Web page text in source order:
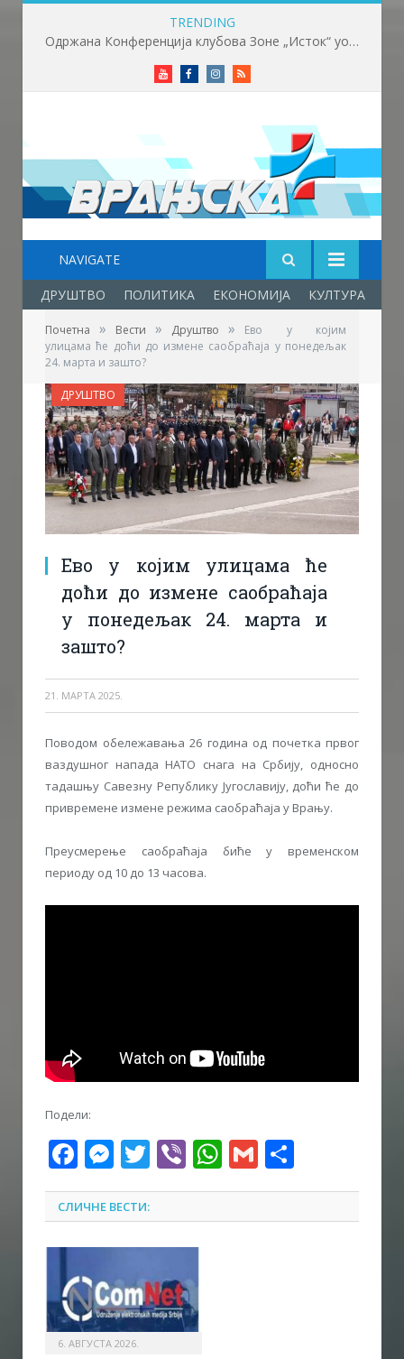
TRENDING
Одржана Конференција клубова Зоне „Исток“ уочи почетка нове сезоне
YoutubeFacebookInstagram
RSS
NAVIGATE
ДРУШТВО ПОЛИТИКА ЕКОНОМИЈА КУЛТУРА
Почетна » Вести » Друштво »
Ево у којим
улицама ће доћи до измене саобраћаја у понедељак
24. марта и зашто?
Ево у којим улицама ће
доћи до измене саобраћаја
у понедељак 24. марта и
зашто?
21. МАРТА 2025.
ДРУШТВО
Поводом обележавања 26 година од почетка првог
ваздушног напада НАТО снага на Србију, односно
тадашњу Савезну Републику Југославију, доћи ће до
привремене измене режима саобраћаја у Врању.
Преусмерење саобраћаја биће у временском
периоду од 10 до 13 часова.
Подели:
Facebook
Messenger
Twitter
ViberWhatsApp
Gmail
СЛИЧНЕ ВЕСТИ:
6. АВГУСТА 2026.